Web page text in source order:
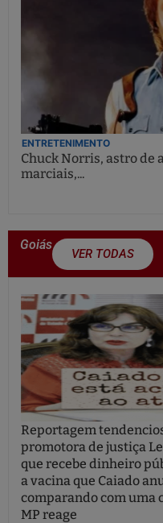
ENTRETENIMENTO
Chuck Norris, astro de
marciais,...
Goiás
VER TODAS
Reportagem
promotora de justiça
que recebe dinheiro
a vacina que Caiado
comparando com uma
MP reage